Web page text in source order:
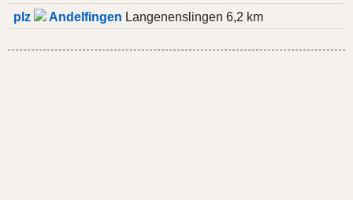
plz
Andelfingen Langenenslingen 6,2 km